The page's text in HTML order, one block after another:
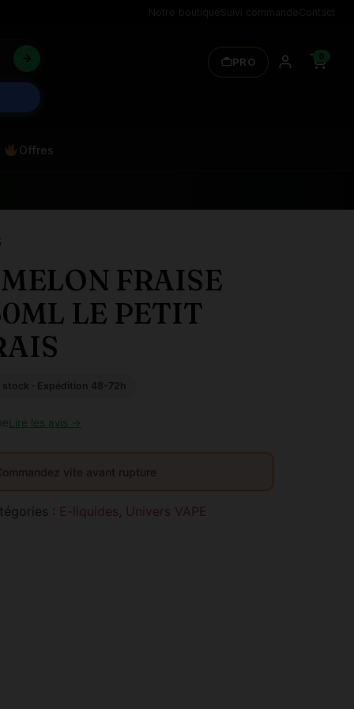
PRO 0
Offres
FRAISE
LE PETIT
stock · Expédition 48-72h
Lire les avis →
vite avant rupture
: E-liquides, Univers VAPE